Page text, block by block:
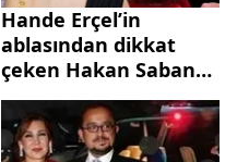
Hande Erçel’in
ablasından dikkat
çeken Hakan Sabancı
hamlesi!